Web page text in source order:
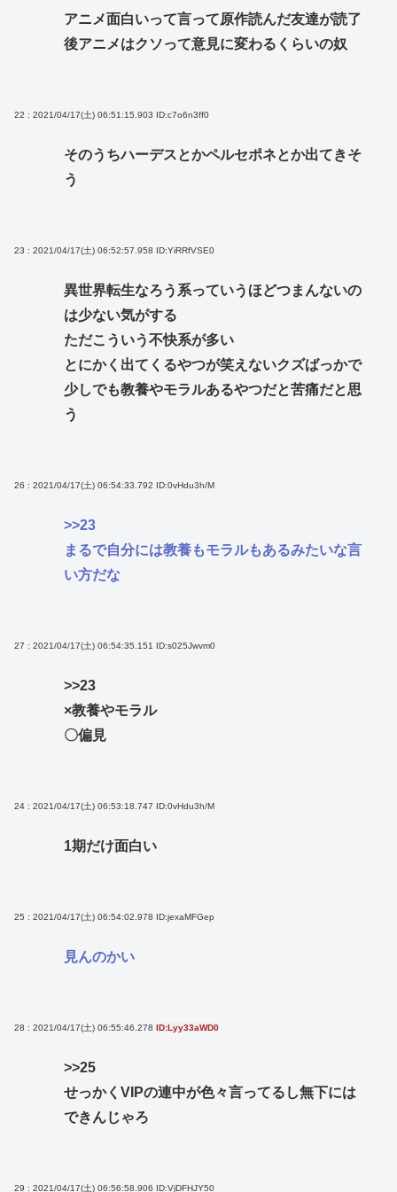
アニメ面白いって言って原作読んだ友達が読了
後アニメはクソって意見に変わるくらいの奴
22 : 2021/04/17(土) 06:51:15.903 ID:c7o6n3ff0
そのうちハーデスとかペルセポネとか出てきそ
う
23 : 2021/04/17(土) 06:52:57.958 ID:YiRRfVSE0
異世界転生なろう系っていうほどつまんないの
は少ない気がする
ただこういう不快系が多い
とにかく出てくるやつが笑えないクズばっかで
少しでも教養やモラルあるやつだと苦痛だと思
う
26 : 2021/04/17(土) 06:54:33.792 ID:0vHdu3h/M
>>23
まるで自分には教養もモラルもあるみたいな言
い方だな
27 : 2021/04/17(土) 06:54:35.151 ID:s025Jwvm0
>>23
×教養やモラル
〇偏見
24 : 2021/04/17(土) 06:53:18.747 ID:0vHdu3h/M
1期だけ面白い
25 : 2021/04/17(土) 06:54:02.978 ID:jexaMFGep
見んのかい
28 : 2021/04/17(土) 06:55:46.278 ID:Lyy33aWD0
>>25
せっかくVIPの連中が色々言ってるし無下には
できんじゃろ
29 : 2021/04/17(土) 06:56:58.906 ID:VjDFHJY50